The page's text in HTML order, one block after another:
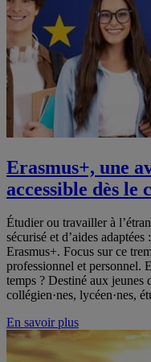
Erasmus+, une
accessible dès le
Étudier ou travailler à
sécurisé et d’aides
Erasmus+. Focus sur ce
professionnel et personnel.
temps ? Destiné aux jeunes
collégien·nes, lycéen·nes,
En savoir plus